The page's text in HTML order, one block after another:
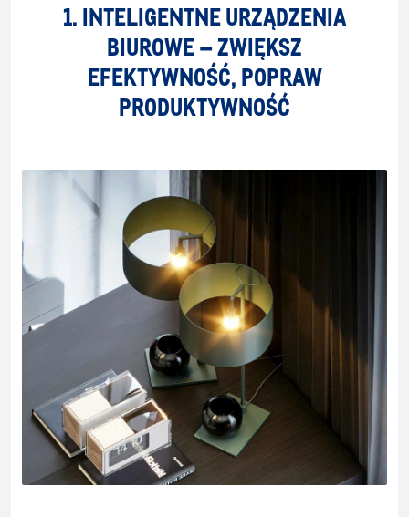
1. INTELIGENTNE URZĄDZENIA
BIUROWE – ZWIĘKSZ
EFEKTYWNOŚĆ, POPRAW
PRODUKTYWNOŚĆ